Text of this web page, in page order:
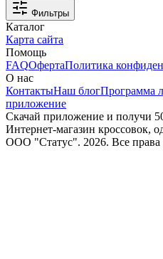
Фильтры
Каталог
Карта сайта
Помощь
FAQОфертаПолитика
О нас
КонтактыНаш блогПрограмма
приложение
Скачай приложение и получи
Интернет-магазин кроссовок,
ООО "Статус". 2026. Все